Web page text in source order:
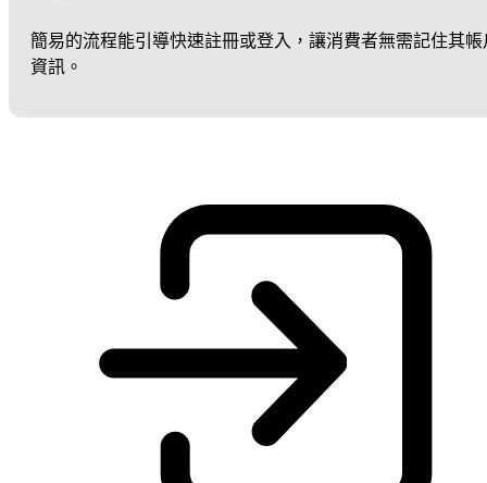
簡易的流程能引導快速註冊或登入，讓消費者無需記住其帳
資訊。